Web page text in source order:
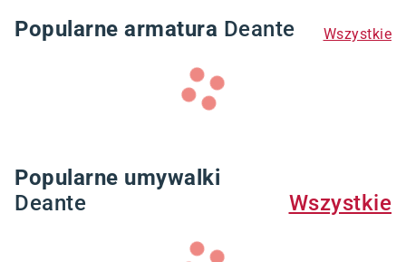
Popularne armatura Deante Wszystkie
Popularne umywalki
Deante
Wszystkie